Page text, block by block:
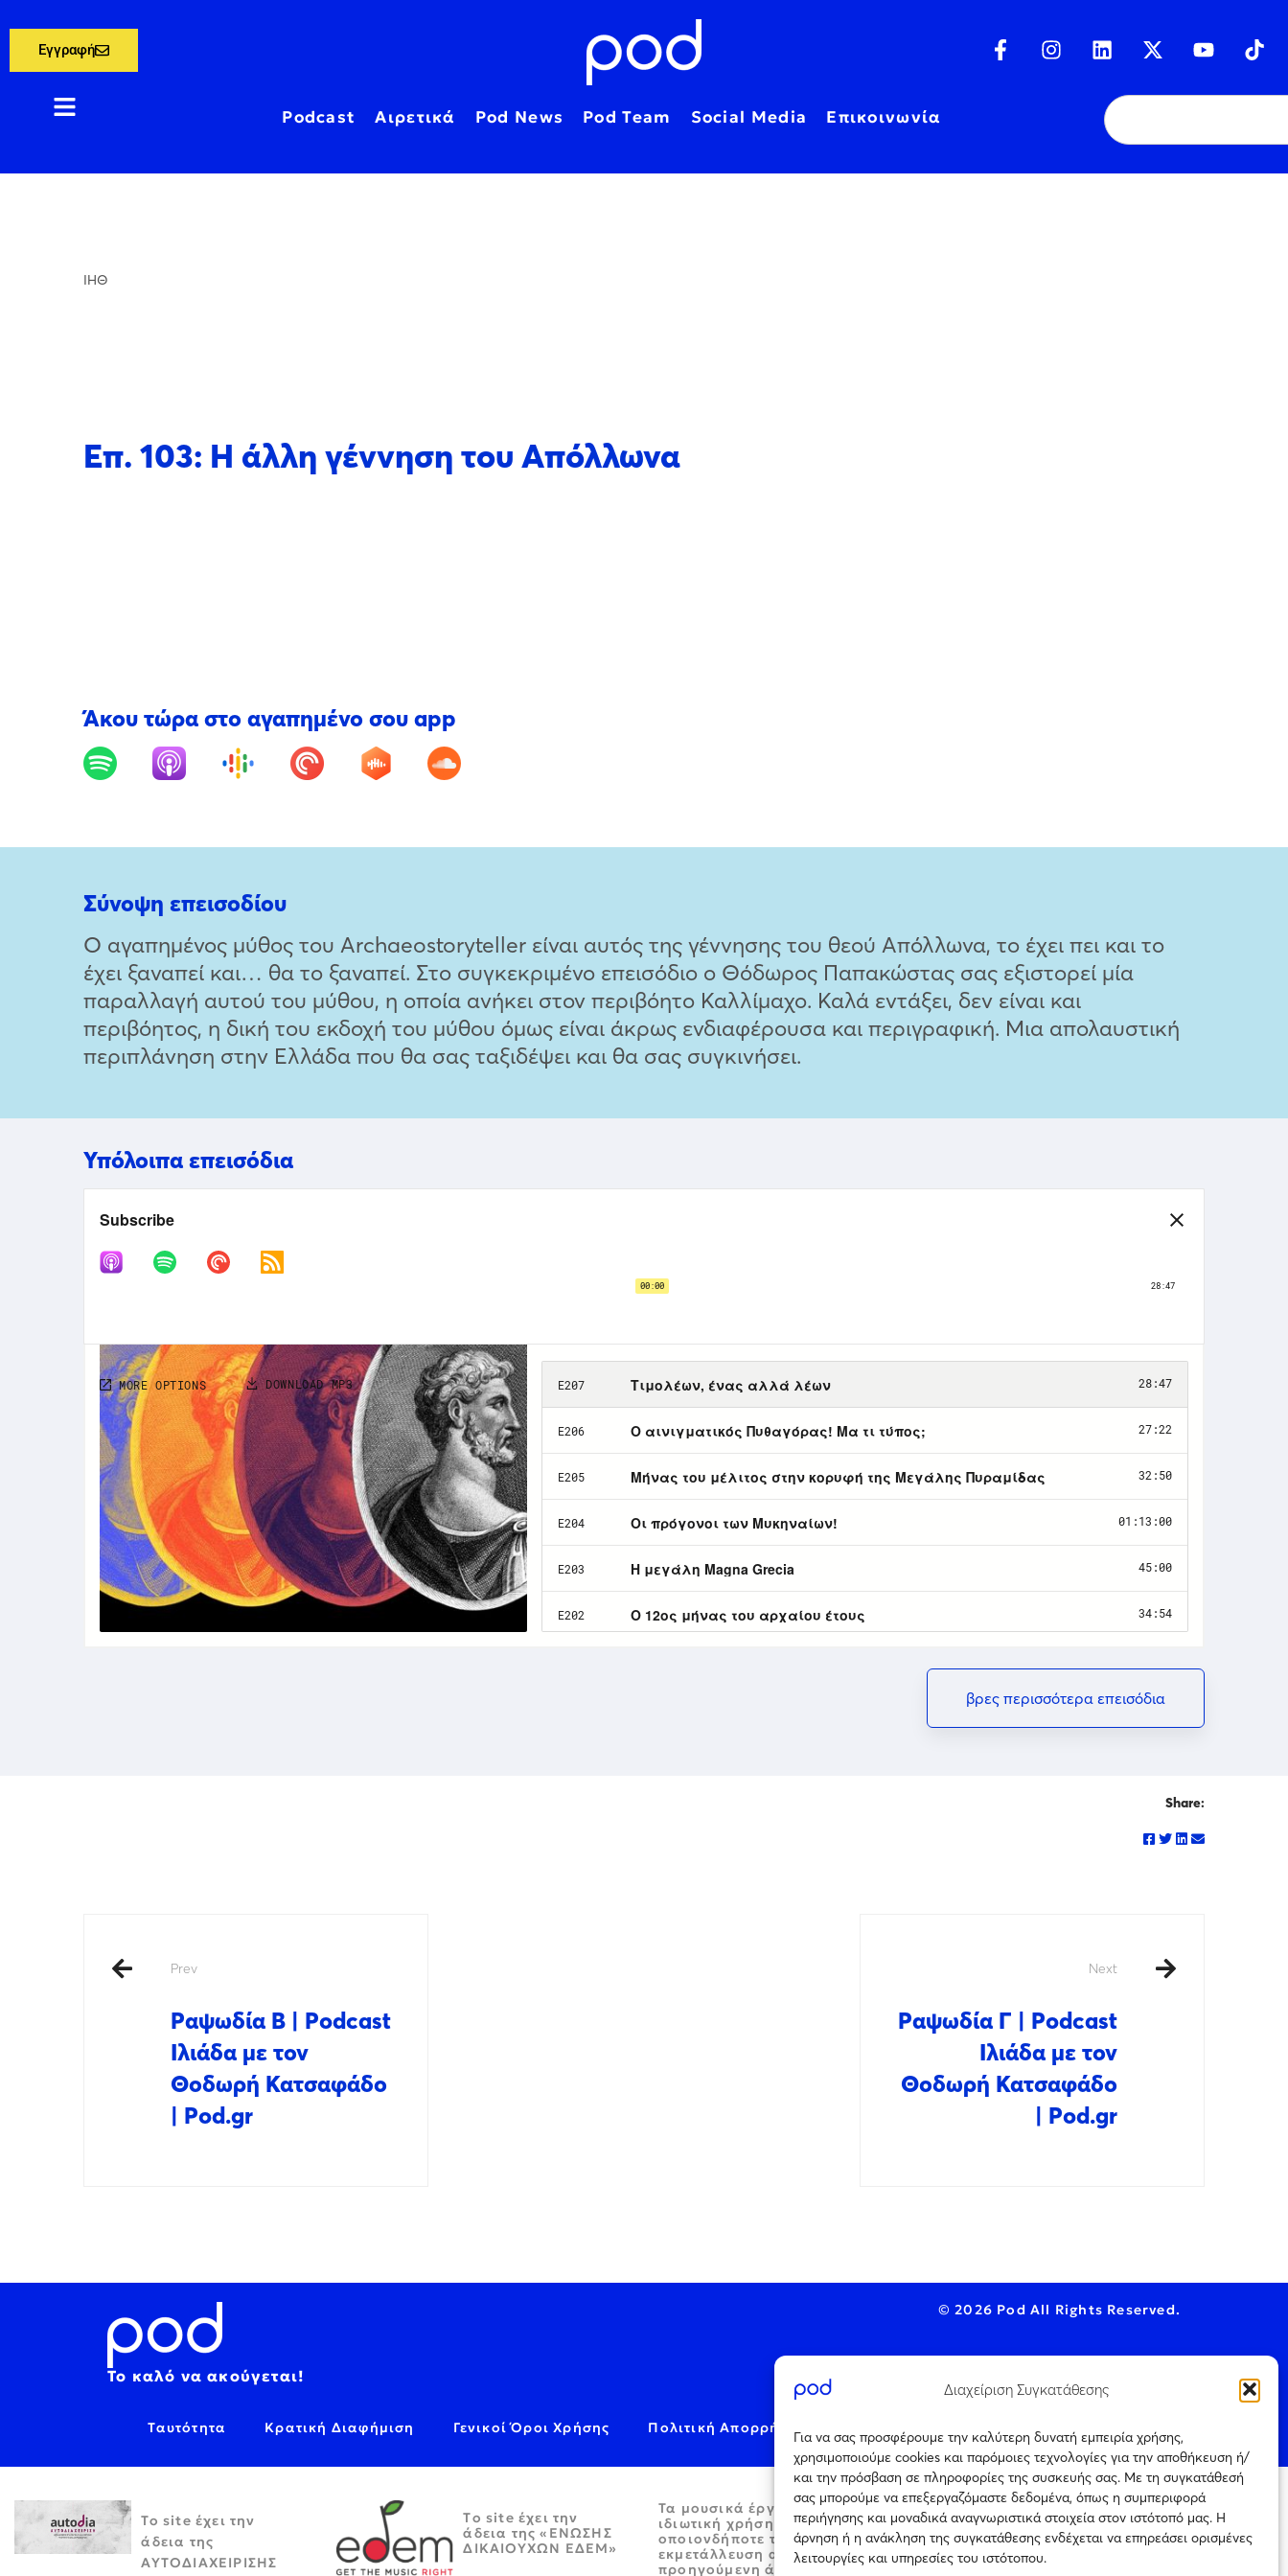
Διαχείριση Συγκατάθεσης
Για να σας προσφέρουμε την καλύτερη δυνατή εμπειρία χρήσης,
χρησιμοποιούμε cookies και παρόμοιες τεχνολογίες για την αποθήκευση ή/
και την πρόσβαση σε πληροφορίες της συσκευής σας. Με τη συγκατάθεσή
σας μπορούμε να επεξεργαζόμαστε δεδομένα, όπως η συμπεριφορά
περιήγησης και μοναδικά αναγνωριστικά στοιχεία στον ιστότοπό μας. Η
άρνηση ή η ανάκληση της συγκατάθεσης ενδέχεται να επηρεάσει ορισμένες
λειτουργίες και υπηρεσίες του ιστότοπου.
Εγγραφή
Podcast Αιρετικά Pod News Pod Team Social Media Επικοινωνία
ΙΗΘ
Επ. 103: Η άλλη γέννηση του Απόλλωνα
Άκου τώρα στο αγαπημένο σου app
Σύνοψη επεισοδίου
Ο αγαπημένος μύθος του Archaeostoryteller είναι αυτός της γέννησης του θεού Απόλλωνα, το έχει πει και το
έχει ξαναπεί και… θα το ξαναπεί. Στο συγκεκριμένο επεισόδιο ο Θόδωρος Παπακώστας σας εξιστορεί μία
παραλλαγή αυτού του μύθου, η οποία ανήκει στον περιβόητο Καλλίμαχο. Καλά εντάξει, δεν είναι και
περιβόητος, η δική του εκδοχή του μύθου όμως είναι άκρως ενδιαφέρουσα και περιγραφική. Μια απολαυστική
περιπλάνηση στην Ελλάδα που θα σας ταξιδέψει και θα σας συγκινήσει.
Υπόλοιπα επεισόδια
βρες περισσότερα επεισόδια
Share:
Prev
Ραψωδία Β | Podcast
Ιλιάδα με τον
Θοδωρή Κατσαφάδο
| Pod.gr
Next
Ραψωδία Γ | Podcast
Ιλιάδα με τον
Θοδωρή Κατσαφάδο
| Pod.gr
Το καλό να ακούγεται!
© 2026 Pod All Rights Reserved.
Ταυτότητα Κρατική Διαφήμιση Γενικοί Όροι Χρήσης Πολιτική Απορρήτου Cookie Policy
Το site έχει την
άδεια της
ΑΥΤΟΔΙΑΧΕΙΡΙΣΗΣ
Tο site έχει την
άδεια της «ΕΝΩΣΗΣ
ΔΙΚΑΙΟΥΧΩΝ ΕΔΕΜ»
Τα μουσικά έργα παρέχονται μόνο για
ιδιωτική χρήση και απαγορεύεται η με
οποιονδήποτε τρόπο περαιτέρω
εκμετάλλευση αυτών χωρίς την
προηγούμενη άδεια.
Πιστοποίηση
επιχείρησης
ηλεκτρονικού τύπου